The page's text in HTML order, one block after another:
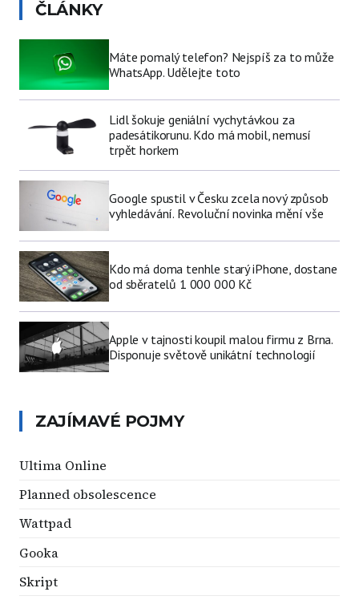
ČLÁNKY
Máte pomalý telefon? Nejspíš za to může
WhatsApp. Udělejte toto
Lidl šokuje geniální vychytávkou za
padesátikorunu. Kdo má mobil, nemusí
trpět horkem
Google spustil v Česku zcela nový způsob
vyhledávání. Revoluční novinka mění vše
Kdo má doma tenhle starý iPhone, dostane
od sběratelů 1 000 000 Kč
Apple v tajnosti koupil malou firmu z Brna.
Disponuje světově unikátní technologií
ZAJÍMAVÉ POJMY
Ultima Online
Planned obsolescence
Wattpad
Gooka
Skript